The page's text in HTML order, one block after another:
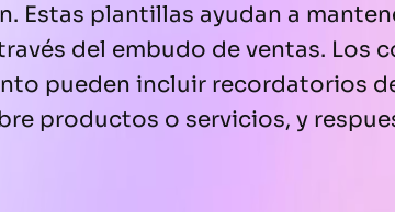
Estas plantillas ayudan a
del embudo de ventas. Los
pueden incluir recordatorios
productos o servicios, y